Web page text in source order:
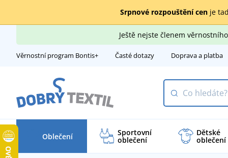
Srpnové rozpouštění cenje
Ještě nejste členem
Věrnostní program Bontis+ Časté dotazy Doprava a platba
Oblečení Sportovní
oblečení
Dětské
oblečení